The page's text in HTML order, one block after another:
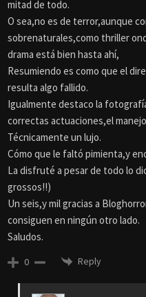
mitad de todo.
O sea,no es de terror,aunque
sobrenaturales,como thriller
drama está bien hasta ahí,
Resumiendo es como que el
resulta algo fallido.
Igualmente destaco la
correctas actuaciones,el
Técnicamente un lujo.
Cómo que le faltó pimienta,y
La disfruté a pesar de todo lo
grossos!!)
Un seis,y mil gracias a
consiguen en ningún otro lado.
Saludos.
0 Reply